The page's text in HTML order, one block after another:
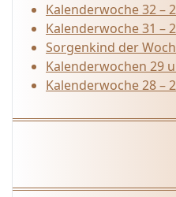
Kalenderwoche 32 –
Kalenderwoche 31 –
Sorgenkind der
Kalenderwochen 29
Kalenderwoche 28 –